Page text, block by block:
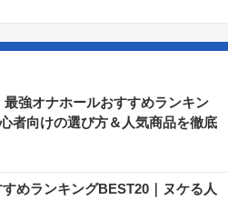
最強オナホールおすすめランキン
者向けの選び方＆人気商品を徹底
めランキングBEST20｜ヌケる人